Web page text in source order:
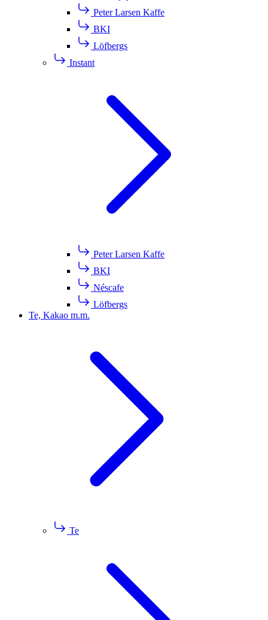
Peter Larsen Kaffe
BKI
Löfbergs
Instant
Peter Larsen Kaffe
BKI
Néscafe
Löfbergs
Te, Kakao m.m.
Te